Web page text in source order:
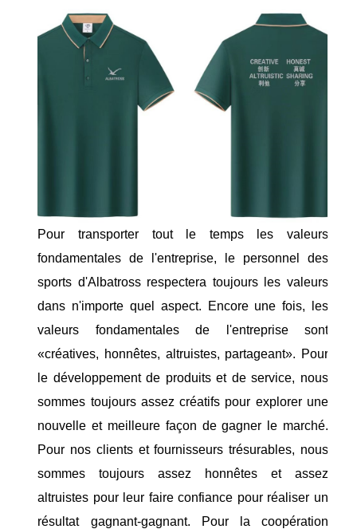
Pour transporter tout le temps les valeurs
fondamentales de l'entreprise, le personnel des
sports d'Albatross respectera toujours les valeurs
dans n'importe quel aspect. Encore une fois, les
valeurs fondamentales de l'entreprise sont
«créatives, honnêtes, altruistes, partageant». Pour
le développement de produits et de service, nous
sommes toujours assez créatifs pour explorer une
nouvelle et meilleure façon de gagner le marché.
Pour nos clients et fournisseurs trésurables, nous
sommes toujours assez honnêtes et assez
altruistes pour leur faire confiance pour réaliser un
résultat gagnant-gagnant. Pour la coopération